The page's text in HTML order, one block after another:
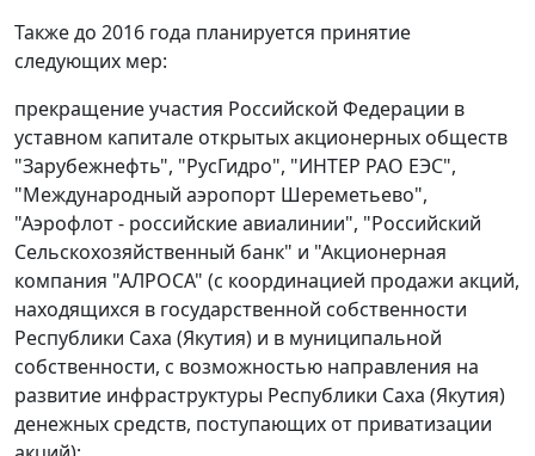
Также до 2016 года планируется принятие
следующих мер:
прекращение участия Российской Федерации в
уставном капитале открытых акционерных обществ
"Зарубежнефть", "РусГидро", "ИНТЕР РАО ЕЭС",
"Международный аэропорт Шереметьево",
"Аэрофлот - российские авиалинии", "Российский
Сельскохозяйственный банк" и "Акционерная
компания "АЛРОСА" (с координацией продажи акций,
находящихся в государственной собственности
Республики Саха (Якутия) и в муниципальной
собственности, с возможностью направления на
развитие инфраструктуры Республики Саха (Якутия)
денежных средств, поступающих от приватизации